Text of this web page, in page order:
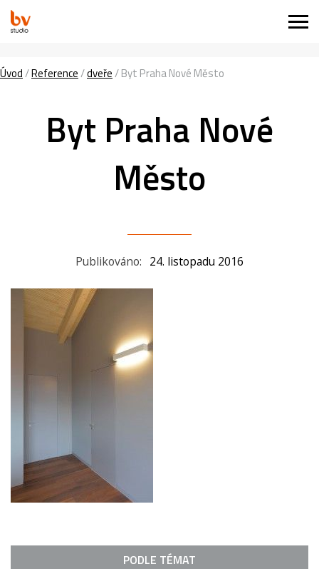
Úvod/Reference/dveře/Byt Praha Nové Město
Byt Praha Nové
Město
Publikováno: 24. listopadu 2016
PODLE TÉMAT